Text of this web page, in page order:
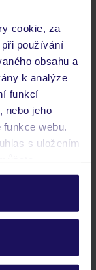
cookie, za
používání
obsahu a
k analýze
funkcí
nebo jeho
webu.
s uložením
v
sdílení